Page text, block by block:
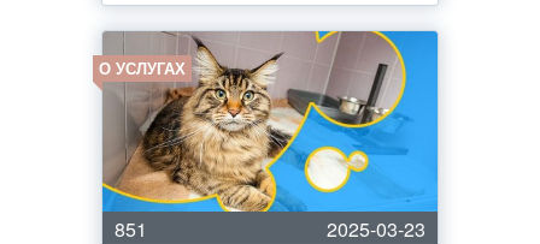
О УСЛУГАХ
851
2025-03-23